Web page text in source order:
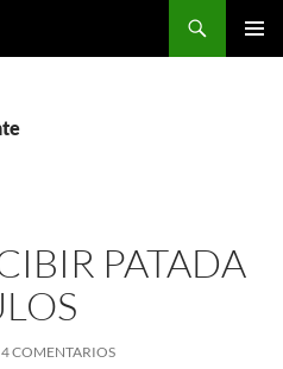
PATADA
4 COMENTARIOS